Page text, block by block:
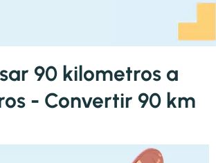
90 kilometros a
- Convertir 90 km